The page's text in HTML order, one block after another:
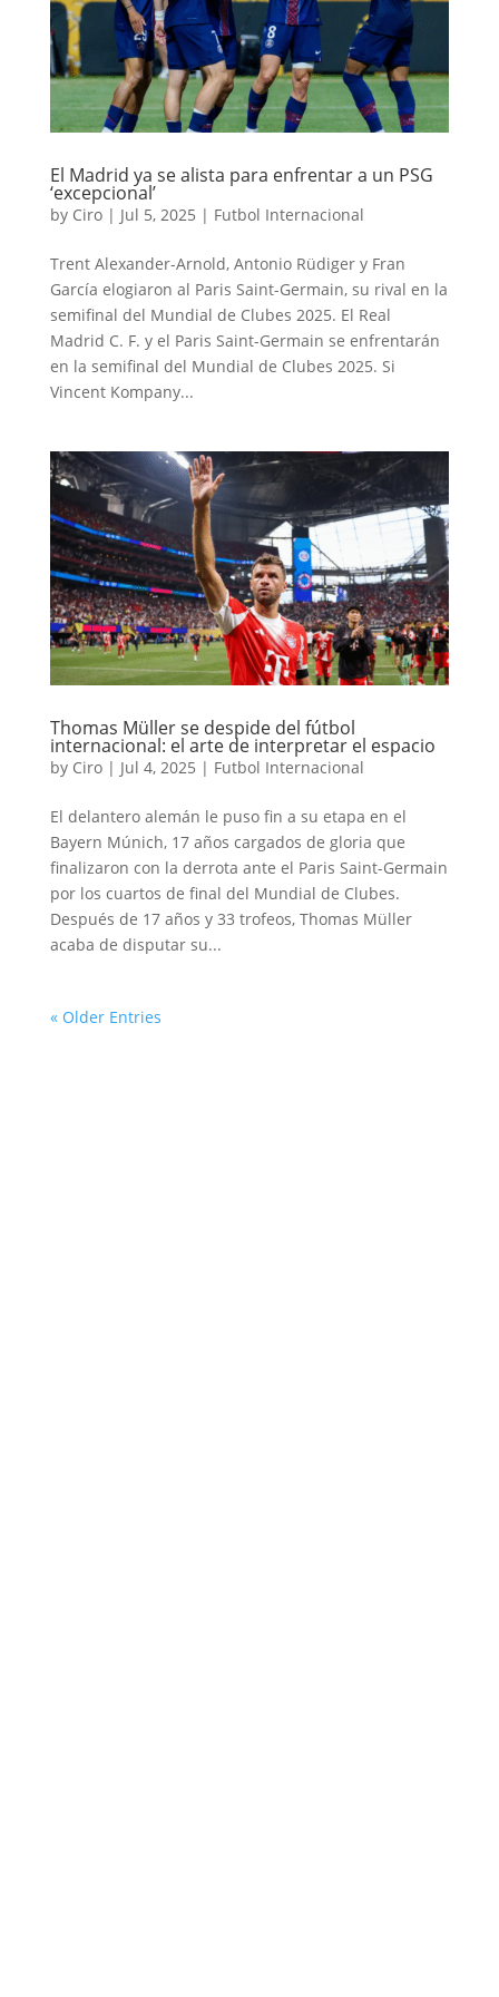
El Madrid ya se alista para enfrentar a un PSG
‘excepcional’
by Ciro| Jul 5, 2025 | Futbol Internacional
Trent Alexander-Arnold, Antonio Rüdiger y Fran
García elogiaron al Paris Saint-Germain, su rival en la
semifinal del Mundial de Clubes 2025. El Real
Madrid C. F. y el Paris Saint-Germain se enfrentarán
en la semifinal del Mundial de Clubes 2025. Si
Vincent Kompany...
Thomas Müller se despide del fútbol
internacional: el arte de interpretar el espacio
by Ciro| Jul 4, 2025 | Futbol Internacional
El delantero alemán le puso fin a su etapa en el
Bayern Múnich, 17 años cargados de gloria que
finalizaron con la derrota ante el Paris Saint-Germain
por los cuartos de final del Mundial de Clubes.
Después de 17 años y 33 trofeos, Thomas Müller
acaba de disputar su...
« Older Entries